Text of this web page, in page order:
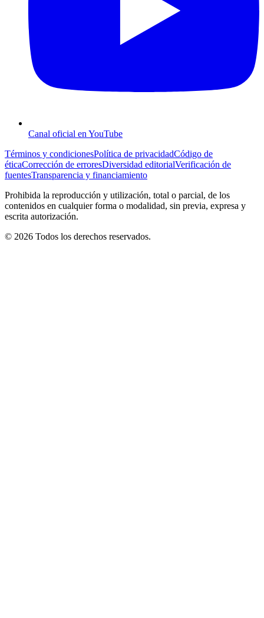
Canal oficial en YouTube
Términos y condicionesPolítica de privacidadCódigo de
éticaCorrección de erroresDiversidad editorialVerificación de
fuentesTransparencia y financiamiento
Prohibida la reproducción y utilización, total o parcial, de los
contenidos en cualquier forma o modalidad, sin previa, expresa y
escrita autorización.
© 2026 Todos los derechos reservados.